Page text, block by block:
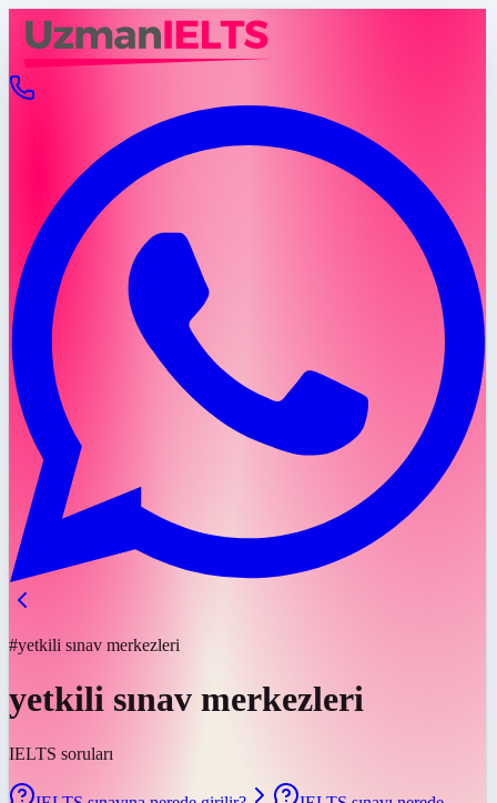
#yetkili sınav merkezleri
yetkili sınav merkezleri
IELTS soruları